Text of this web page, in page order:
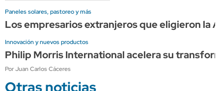
Paneles solares, pastoreo y más
Los empresarios extranjeros que eligieron la
Innovación y nuevos productos
Philip Morris International acelera su
Por Juan Carlos Cáceres
Otras noticias